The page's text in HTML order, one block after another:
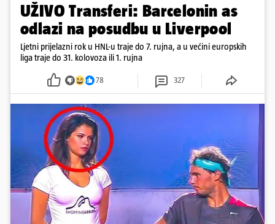
UŽIVO Transferi: Barcelonin as
odlazi na posudbu u Liverpool
Ljetni prijelazni rok u HNL-u traje do 7. rujna, a u većini europskih
liga traje do 31. kolovoza ili 1. rujna
78 327